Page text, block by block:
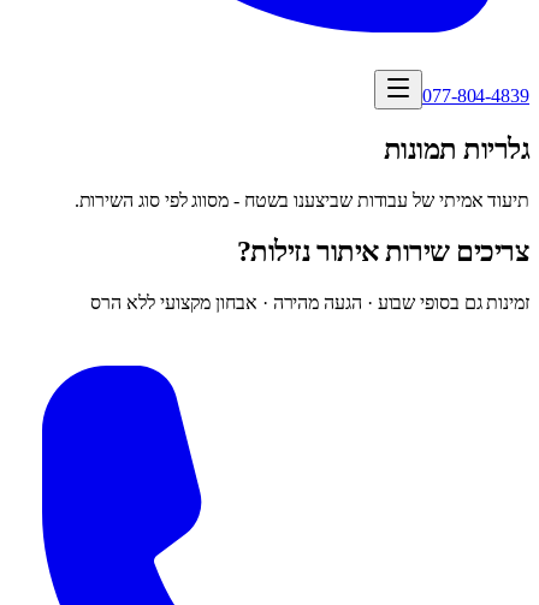
077-804-4839
גלריות תמונות
תיעוד אמיתי של עבודות שביצענו בשטח - מסווג לפי סוג השירות.
צריכים שירות איתור נזילות?
זמינות גם בסופי שבוע · הגעה מהירה · אבחון מקצועי ללא הרס